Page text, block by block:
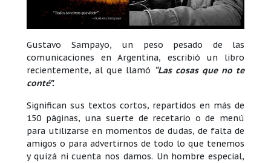
Gustavo Sampayo, un peso pesado de las
comunicaciones en Argentina, escribió un libro
recientemente, al que llamó “Las cosas que no te
conté”.
Significan sus textos cortos, repartidos en más de
150 páginas, una suerte de recetario o de menú
para utilizarse en momentos de dudas, de falta de
amigos o para advertirnos de todo lo que tenemos
y quizá ni cuenta nos damos. Un hombre especial,